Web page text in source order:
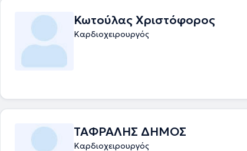
Κωτούλας Χριστόφορος
Καρδιοχειρουργός
ΤΑΦΡΑΛΗΣ ΔΗΜΟΣ
Καρδιοχειρουργός